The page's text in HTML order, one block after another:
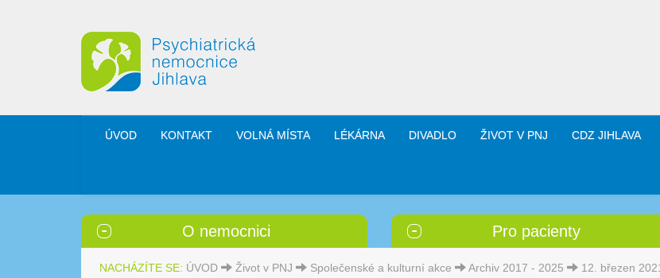
ÚVOD KONTAKT VOLNÁ MÍSTA LÉKÁRNA DIVADLO ŽIVOT V PNJ CDZ JIHLAVA
O nemocnici Pro pacienty
NACHÁZÍTE SE: ÚVOD Život v PNJ Společenské a kulturní akce Archiv 2017 - 2025 12. březen